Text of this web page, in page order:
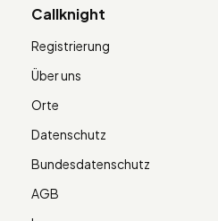
Callknight
Registrierung
Über uns
Orte
Datenschutz
Bundesdatenschutz
AGB